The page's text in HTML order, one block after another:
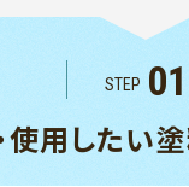
STEP 01
使用したい